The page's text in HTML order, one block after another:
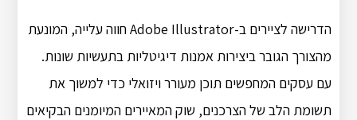
הדרישה לציירים ב-Adobe Illustrator חווה עלייה, המונעת
מהצורך הגובר ביצירות אמנות דיגיטליות בתעשיות שונות.
עם עסקים המחפשים תוכן מעורר ויזואלי כדי למשוך את
תשומת הלב של הצרכנים, שוק המאיירים המיומנים הבקיאים